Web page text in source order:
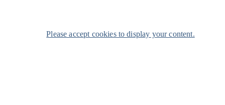
Please accept cookies to display your content.